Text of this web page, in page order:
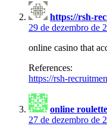
https://rsh-
29 de dezembro de
online casino that
References:
https://rsh-
online
27 de dezembro de